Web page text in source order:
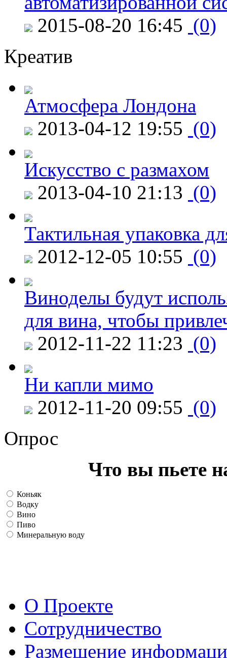
2015-08-20 16:45 (0)
Креатив
Атмосфера Лондона
2013-04-12 19:55 (0)
Искусство с размахом
2013-04-10 21:13 (0)
Тактильная упаковка
2012-12-05 10:55 (0)
Виноделы будут
для вина, чтобы
2012-11-22 11:23 (0)
Ни капли мимо
2012-11-20 09:55 (0)
Опрос
Что вы пьете
Коньяк
Водку
Вино
Пиво
Минеральную воду
О Проекте
Сотрудничество
Размещение